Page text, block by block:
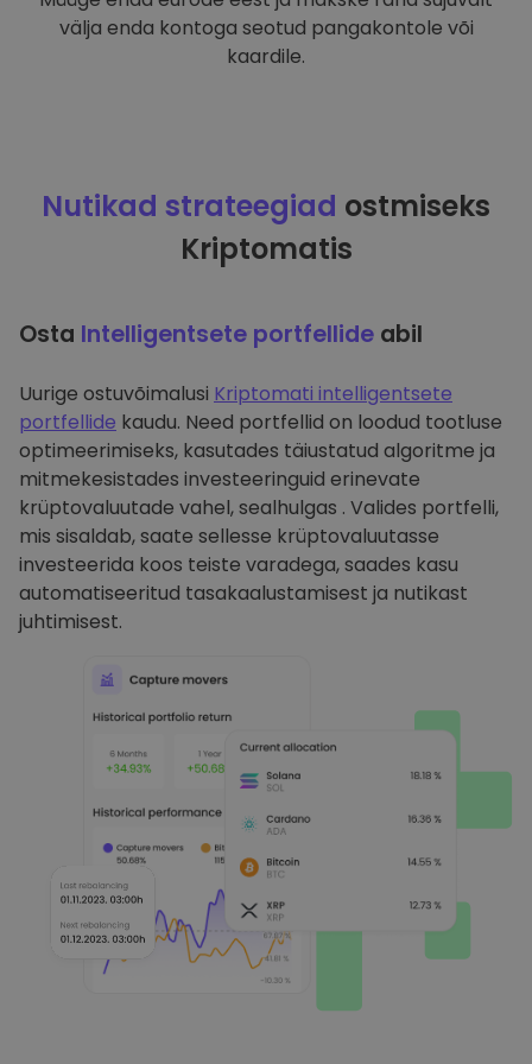
välja enda kontoga seotud pangakontole või
kaardile.
Nutikad strateegiad ostmiseks
Kriptomatis
Osta Intelligentsete portfellide abil
Uurige ostuvõimalusi Kriptomati intelligentsete
portfellide kaudu. Need portfellid on loodud tootluse
optimeerimiseks, kasutades täiustatud algoritme ja
mitmekesistades investeeringuid erinevate
krüptovaluutade vahel, sealhulgas . Valides portfelli,
mis sisaldab, saate sellesse krüptovaluutasse
investeerida koos teiste varadega, saades kasu
automatiseeritud tasakaalustamisest ja nutikast
juhtimisest.